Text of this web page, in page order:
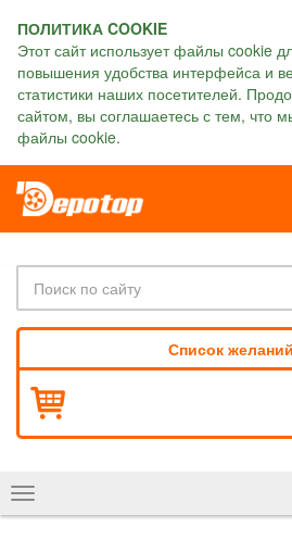
ПОЛИТИКА COOKIE
Этот сайт использует файлы cookie
повышения удобства интерфейса и
статистики наших посетителей.
сайтом, вы соглашаетесь с тем, что
файлы cookie.
Список
Показать
навигацию